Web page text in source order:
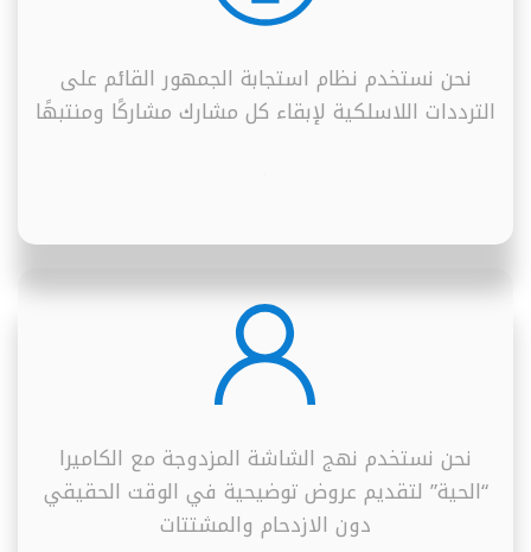
نحن نستخدم نظام استجابة الجمهور القائم على
الترددات اللاسلكية لإبقاء كل مشارك مشاركًا ومنتبهًا
نحن نستخدم نهج الشاشة المزدوجة مع الكاميرا
“الحية” لتقديم عروض توضيحية في الوقت الحقيقي
دون الازدحام والمشتتات